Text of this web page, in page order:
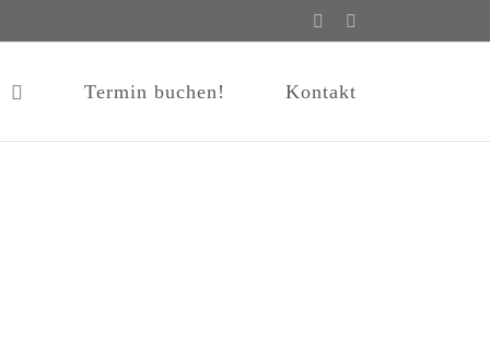
Facebook
Termin buchen! Kontakt